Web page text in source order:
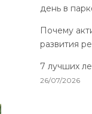
день в
Почему
развития
7 лучших
26/07/2026